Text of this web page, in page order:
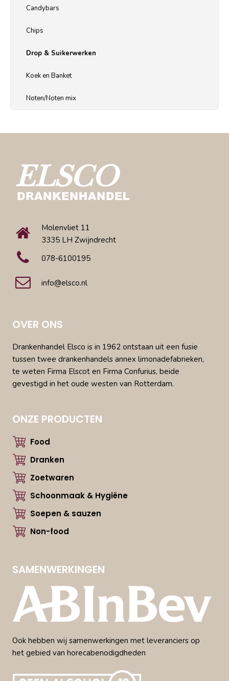
Candybars
Chips
Drop & Suikerwerken
Koek en Banket
Noten/Noten mix
Molenvliet 11
3335 LH Zwijndrecht
078-6100195
info@elsco.nl
OVER ONS
Drankenhandel Elsco is in 1962 ontstaan uit een fusie
tussen twee drankenhandels annex limonadefabrieken,
te weten Firma Elscot en Firma Confurius, beide
gevestigd in het oude westen van Rotterdam.
ONZE PRODUCTEN
Food
Dranken
Zoetwaren
Schoonmaak & Hygiëne
Soepen & sauzen
Non-food
SAMENWERKINGEN
Ook hebben wij samenwerkingen met leveranciers op
het gebied van horecabenodigdheden